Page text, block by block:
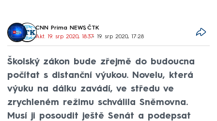
CNN Prima NEWS, ČTK
Akt. 19. srp 2020, 18:37• 19. srp 2020, 17:28
Školský zákon bude zřejmě do budoucna
počítat s distanční výukou. Novelu, která
výuku na dálku zavádí, ve středu ve
zrychleném režimu schválila Sněmovna.
Musí ji posoudit ještě Senát a podepsat